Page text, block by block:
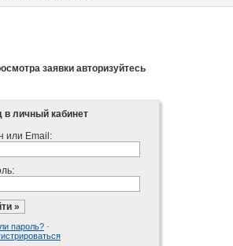
заявки авторизуйтесь
в личный кабинет
или Email:
пароль? ·